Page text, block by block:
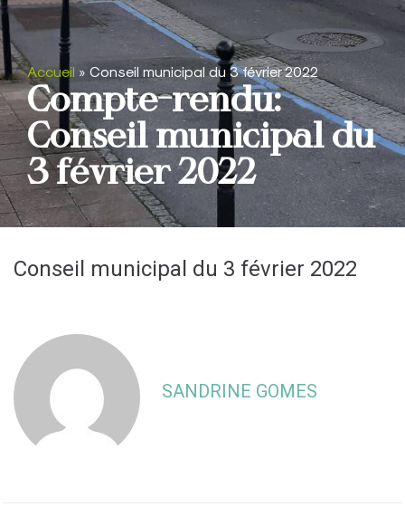
Accueil » Conseil municipal du 3 février 2022
Compte-rendu:
Conseil municipal du
3 février 2022
Conseil municipal du 3 février 2022
SANDRINE GOMES